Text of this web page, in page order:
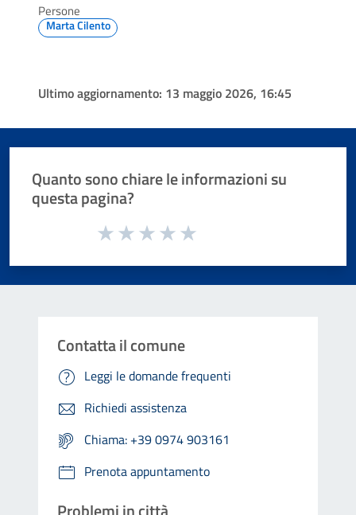
Persone
Marta Cilento
Ultimo aggiornamento: 13 maggio 2026, 16:45
Quanto sono chiare le informazioni su
questa pagina?
Valuta da 1 a 5 stelle la pagina
Contatta il comune
Leggi le domande frequenti
Richiedi assistenza
Chiama: +39 0974 903161
Prenota appuntamento